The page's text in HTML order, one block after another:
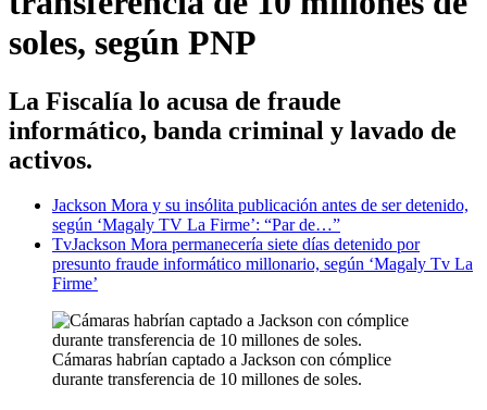
soles, según PNP
La Fiscalía lo acusa de fraude
informático, banda criminal y lavado de
activos.
Jackson Mora y su insólita publicación antes de ser detenido,
según ‘Magaly TV La Firme’: “Par de…”
TvJackson Mora permanecería siete días detenido por
presunto fraude informático millonario, según ‘Magaly Tv La
Firme’
Cámaras habrían captado a Jackson con cómplice
durante transferencia de 10 millones de soles.